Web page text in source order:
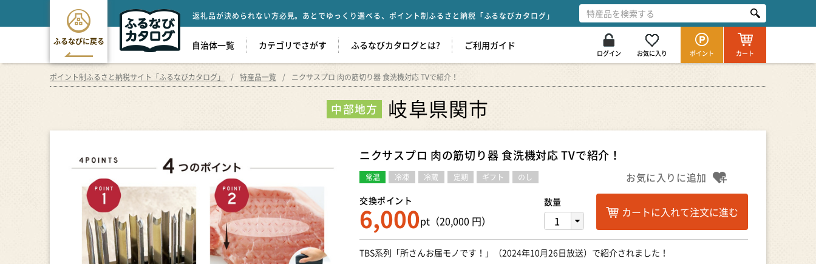
ふるなびに戻る
返礼品が決められない方必見。あとでゆっくり選べる、ポイント制ふるさと納税「ふるなびカタログ」
自治体一覧 カテゴリでさがす ふるなびカタログとは? ご利用ガイド
ログイン お気に入り ポイント カート
ポイント制ふるさと納税サイト「ふるなびカタログ」 特産品一覧 ニクサスプロ 肉の筋切り器 食洗機対応 TVで紹介！
中部地方 岐阜県関市
ニクサスプロ 肉の筋切り器 食洗機対応 TVで紹介！
常温 冷凍 冷蔵 定期 ギフト のし お気に入りに追加
交換ポイント
6,000pt（20,000 円）
数量
カートに入れて注文に進む
TBS系列「所さんお届モノです！」（2024年10月26日放送）で紹介されました！